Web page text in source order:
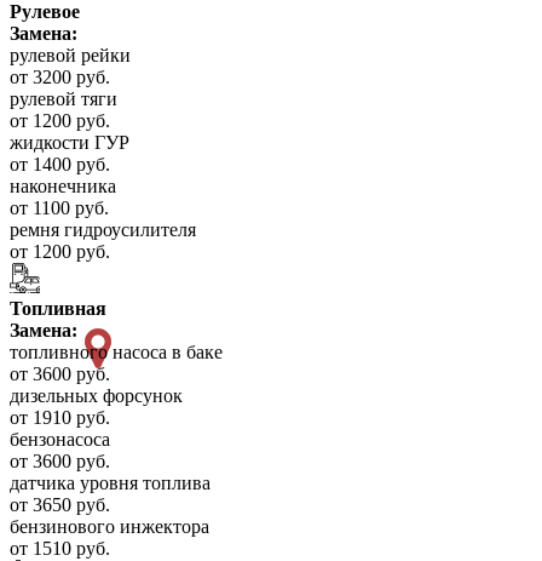
Рулевое
Замена:
рулевой рейки
от 3200 руб.
рулевой тяги
от 1200 руб.
жидкости ГУР
от 1400 руб.
наконечника
от 1100 руб.
ремня гидроусилителя
от 1200 руб.
Топливная
Замена:
топливного насоса в баке
от 3600 руб.
дизельных форсунок
от 1910 руб.
бензонасоса
от 3600 руб.
датчика уровня топлива
от 3650 руб.
бензинового инжектора
от 1510 руб.